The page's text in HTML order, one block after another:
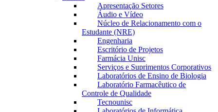
Apresentação Setores
Áudio e Vídeo
Núcleo de Relacionamento com o
Estudante (NRE)
Engenharia
Escritório de Projetos
Farmácia Unisc
Serviços e Suprimentos Corporativos
Laboratórios de Ensino de Biologia
Laboratório Farmacêutico de
Controle de Qualidade
Tecnounisc